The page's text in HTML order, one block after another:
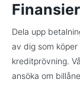
Dela upp
av dig som
kreditprövning.
ansöka om